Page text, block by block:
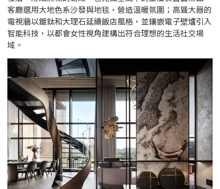
客廳選用大地色系沙發與地毯，營造溫暖氛圍；高聳大器的
電視牆以鍍鈦和大理石延續飯店風格，並鑲嵌電子壁爐引入
智能科技，以都會女性視角建構出符合理想的生活社交場
域。